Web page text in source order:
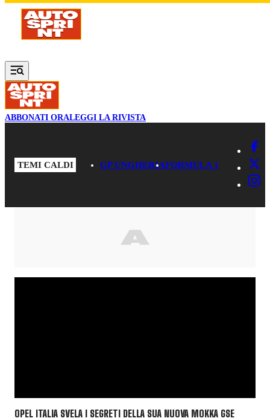
Vai al contenuto principale
ABBONATI ORALEGGI LA RIVISTA
TEMI CALDI GP UNGHERIAFORMULA 1
OPEL ITALIA SVELA I SEGRETI DELLA SUA NUOVA MOKKA GSE